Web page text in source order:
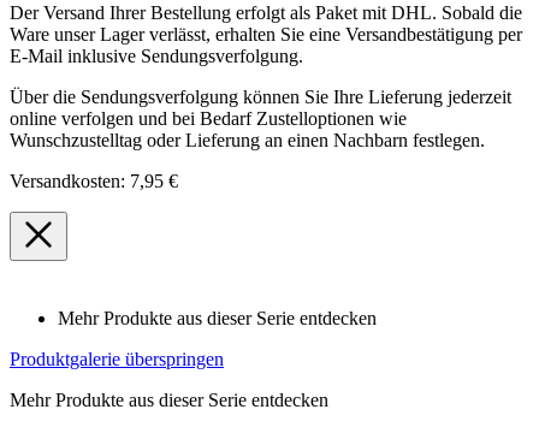
Der Versand Ihrer Bestellung erfolgt als Paket mit DHL. Sobald die
Ware unser Lager verlässt, erhalten Sie eine Versandbestätigung per
E-Mail inklusive Sendungsverfolgung.
Über die Sendungsverfolgung können Sie Ihre Lieferung jederzeit
online verfolgen und bei Bedarf Zustelloptionen wie
Wunschzustelltag oder Lieferung an einen Nachbarn festlegen.
Versandkosten: 7,95 €
Mehr Produkte aus dieser Serie entdecken
Produktgalerie überspringen
Mehr Produkte aus dieser Serie entdecken